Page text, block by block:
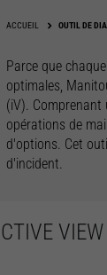
ACCUEIL OUTIL DE
Parce que
optimales,
(iV). Comprenant
opérations de
d'options. Cet
d'incident.